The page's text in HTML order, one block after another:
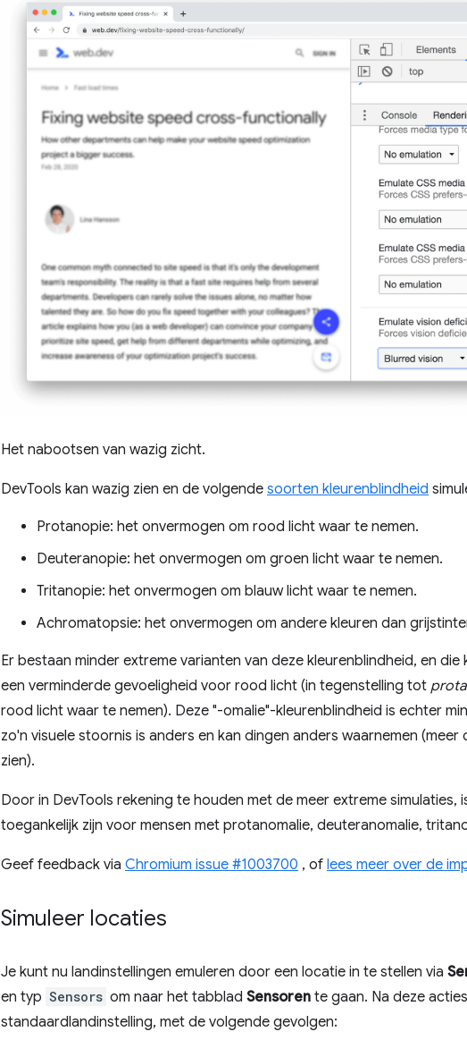
Het nabootsen van wazig zicht.
DevTools kan wazig zien en de volgende soorten kleurenblindheid
Protanopie: het onvermogen om rood licht waar te nemen.
Deuteranopie: het onvermogen om groen licht waar te nemen.
Tritanopie: het onvermogen om blauw licht waar te nemen.
Achromatopsie: het onvermogen om andere kleuren dan
Er bestaan ​​minder extreme varianten van deze kleurenblindheid, en die
een verminderde gevoeligheid voor rood licht (in tegenstelling tot
rood licht waar te nemen). Deze "-omalie"-kleurenblindheid is echter
zo'n visuele stoornis is anders en kan dingen anders waarnemen
zien).
Door in DevTools rekening te houden met de meer extreme
toegankelijk zijn voor mensen met protanomalie, deuteranomalie,
Geef feedback via Chromium issue #1003700 , of lees meer over de
Simuleer locaties
Je kunt nu landinstellingen emuleren door een locatie in te stellen via
en typ Sensors om naar het tabblad Sensoren te gaan. Na deze
standaardlandinstelling, met de volgende gevolgen: